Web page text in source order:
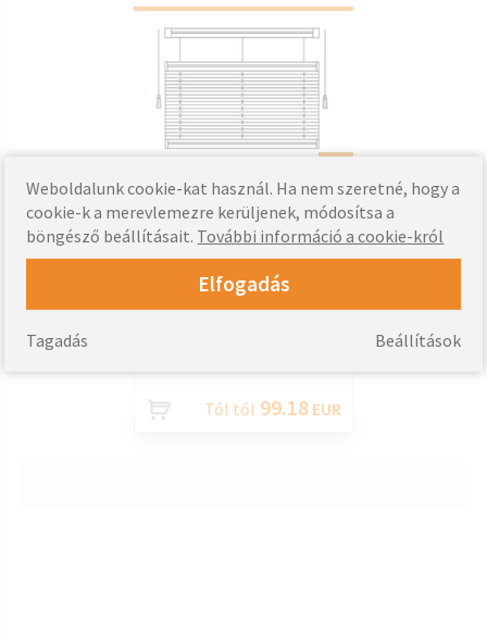
- Nagy tartósság és
szakítószilárdság
teljes ablak vagy csak annak
alsó vagy felső részének
Tól től 99.18 EUR
Weboldalunk cookie-kat használ. Ha nem szeretné, hogy a
cookie-k a merevlemezre kerüljenek, módosítsa a
böngésző beállításait. További információ a cookie-król
Elfogadás
Beállítások
Tagadás